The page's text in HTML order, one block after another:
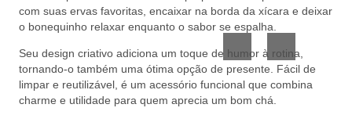
Vidro
Presente
com suas ervas favoritas, encaixar na borda da xícara e deixar
o bonequinho relaxar enquanto o sabor se espalha.
Seu design criativo adiciona um toque de humor à rotina,
tornando-o também uma ótima opção de presente. Fácil de
limpar e reutilizável, é um acessório funcional que combina
charme e utilidade para quem aprecia um bom chá.